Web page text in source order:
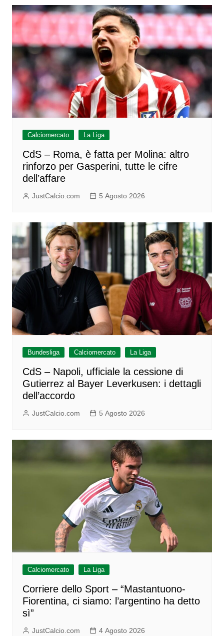
Calciomercato La Liga
CdS – Roma, è fatta per Molina: altro
rinforzo per Gasperini, tutte le cifre
dell’affare
JustCalcio.com 5 Agosto 2026
Bundesliga Calciomercato La Liga
CdS – Napoli, ufficiale la cessione di
Gutierrez al Bayer Leverkusen: i dettagli
dell’accordo
JustCalcio.com 5 Agosto 2026
Calciomercato La Liga
Corriere dello Sport – “Mastantuono-
Fiorentina, ci siamo: l’argentino ha detto
sì”
JustCalcio.com 4 Agosto 2026